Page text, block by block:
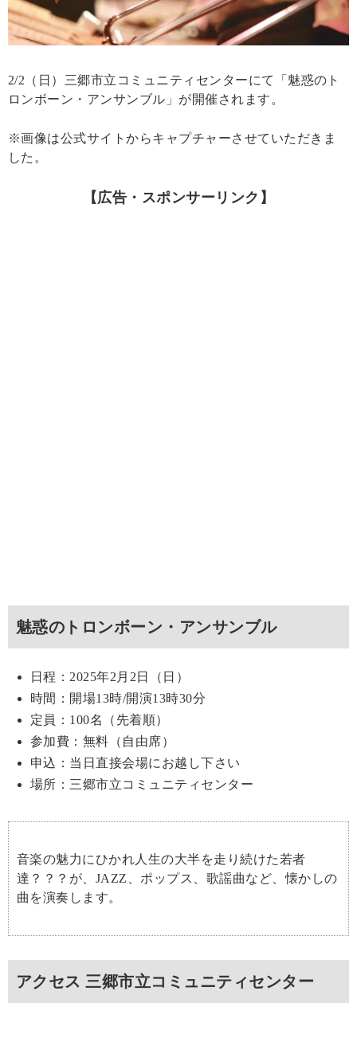
2/2（日）三郷市立コミュニティセンターにて「魅惑のト
ロンボーン・アンサンブル」が開催されます。
※画像は公式サイトからキャプチャーさせていただきま
した。
【広告・スポンサーリンク】
魅惑のトロンボーン・アンサンブル
日程：2025年2月2日（日）
時間：開場13時/開演13時30分
定員：100名（先着順）
参加費：無料（自由席）
申込：当日直接会場にお越し下さい
場所：三郷市立コミュニティセンター
音楽の魅力にひかれ人生の大半を走り続けた若者
達？？？が、JAZZ、ポップス、歌謡曲など、懐かしの
曲を演奏します。
アクセス 三郷市立コミュニティセンター